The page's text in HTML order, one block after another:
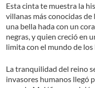
Esta cinta te muestra la
villanas más conocidas
una bella hada con un
negras, y quien creció en
limita con el mundo de los
La tranquilidad del reino
invasores humanos llegó